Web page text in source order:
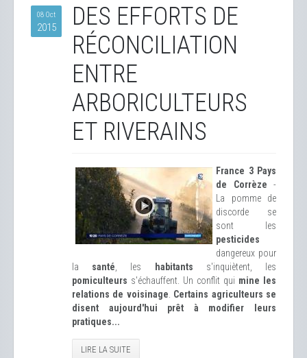
08 Oct
2015
DES EFFORTS DE
RÉCONCILIATION
ENTRE
ARBORICULTEURS
ET RIVERAINS
France 3 Pays
de Corrèze -
La pomme de
discorde se
sont les
pesticides
dangereux pour
la santé , les habitants s'inquiètent, les
pomiculteurs s'échauffent. Un conflit qui mine les
relations de voisinage Certains agriculteurs se
disent aujourd'hui prêt à modifier leurs
pratiques...
LIRE LA SUITE